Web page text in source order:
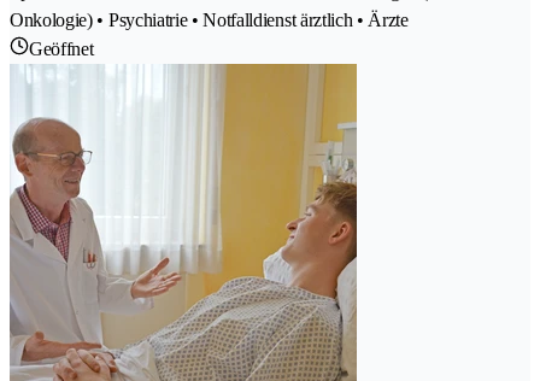
Onkologie) • Psychiatrie • Notfalldienst ärztlich • Ärzte
Geöffnet